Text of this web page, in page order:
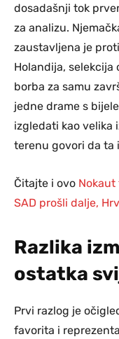
dosadašnji tok
za analizu.
zaustavljena je
Holandija, selekcija
borba za samu
jedne drame s
izgledati kao velika
terenu govori da ta
Čitajte i ovo Nokaut
SAD prošli dalje,
Razlika
ostatka
Prvi razlog je
favorita i